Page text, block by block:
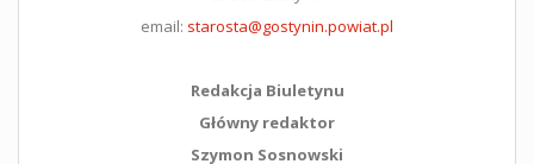
email: starosta@gostynin.powiat.pl
Redakcja Biuletynu
Główny redaktor
Szymon Sosnowski